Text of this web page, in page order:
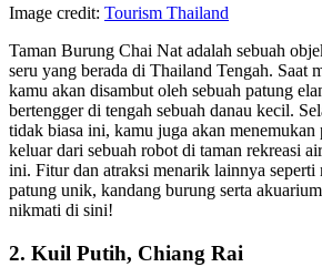
Image credit: Tourism Thailand
Taman Burung Chai Nat adalah sebuah
seru yang berada di Thailand Tengah. Saat
kamu akan disambut oleh sebuah patung
bertengger di tengah sebuah danau kecil.
tidak biasa ini, kamu juga akan menemukan
keluar dari sebuah robot di taman rekreasi
ini. Fitur dan atraksi menarik lainnya seperti
patung unik, kandang burung serta
nikmati di sini!
2. Kuil Putih, Chiang Rai